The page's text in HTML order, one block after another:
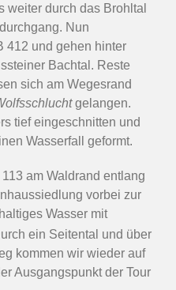
weiter durch das Brohltal
Nun
412 und gehen hinter
Bachtal. Reste
sich am Wegesrand
gelangen.
tief eingeschnitten und
Wasserfall geformt.
am Waldrand entlang
vorbei zur
Wasser mit
ein Seitental und über
kommen wir wieder auf
Ausgangspunkt der Tour